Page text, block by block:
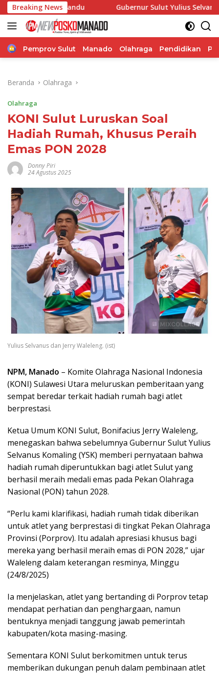
Langsung
ke
konten
Breaking NewsGubernur Sulut Yulius Selvanus Terima
Home
Pemprov Sulut Manado Olahraga Pendidikan
Beranda Olahraga
Olahraga
KONI Sulut Luruskan Soal
Hadiah Rumah, Khusus Peraih
Emas PON 2028
Donny Piri
24 Agustus 2025
Yulius Selvanus dan Jerry Waleleng. (ist)
NPM, Manado – Komite Olahraga Nasional Indonesia
(KONI) Sulawesi Utara meluruskan pemberitaan yang
sempat beredar terkait hadiah rumah bagi atlet
berprestasi.
Ketua Umum KONI Sulut, Bonifacius Jerry Waleleng,
menegaskan bahwa sebelumnya Gubernur Sulut Yulius
Selvanus Komaling (YSK) memberi pernyataan bahwa
hadiah rumah diperuntukkan bagi atlet Sulut yang
berhasil meraih medali emas pada Pekan Olahraga
Nasional (PON) tahun 2028.
“Perlu kami klarifikasi, hadiah rumah tidak diberikan
untuk atlet yang berprestasi di tingkat Pekan Olahraga
Provinsi (Porprov). Itu adalah apresiasi khusus bagi
mereka yang berhasil meraih emas di PON 2028,” ujar
Waleleng dalam keterangan resminya, Minggu
(24/8/2025)
Ia menjelaskan, atlet yang bertanding di Porprov tetap
mendapat perhatian dan penghargaan, namun
bentuknya menjadi tanggung jawab pemerintah
kabupaten/kota masing-masing.
Sementara KONI Sulut berkomitmen untuk terus
memberikan dukungan penuh dalam pembinaan atlet